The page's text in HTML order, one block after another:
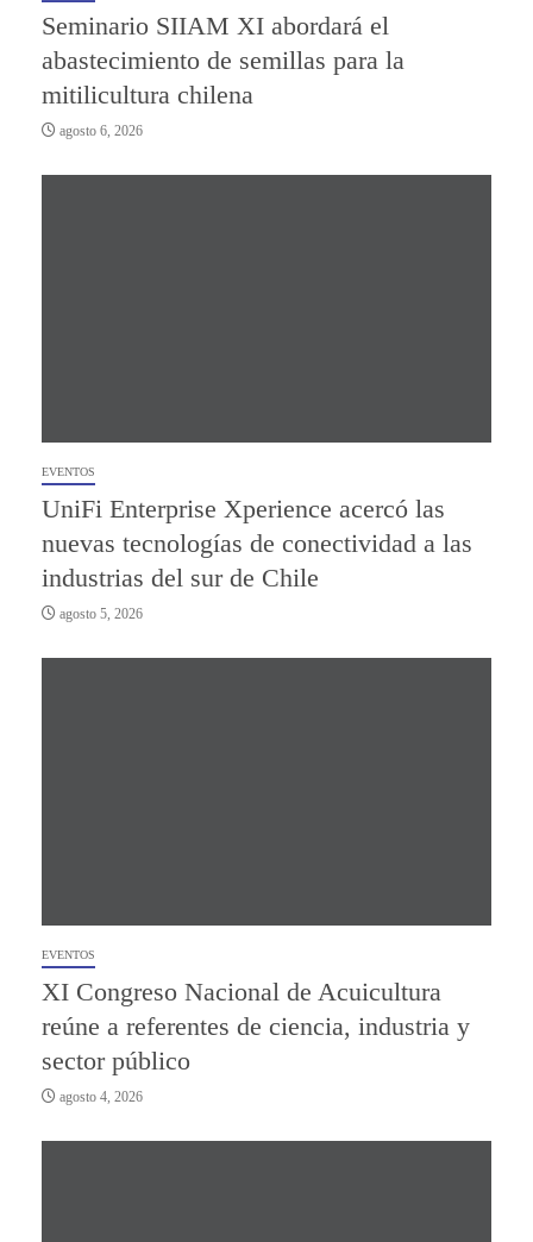
Seminario SIIAM XI abordará el
abastecimiento de semillas para la
mitilicultura chilena
agosto 6, 2026
EVENTOS
UniFi Enterprise Xperience acercó las
nuevas tecnologías de conectividad a las
industrias del sur de Chile
agosto 5, 2026
EVENTOS
XI Congreso Nacional de Acuicultura
reúne a referentes de ciencia, industria y
sector público
agosto 4, 2026